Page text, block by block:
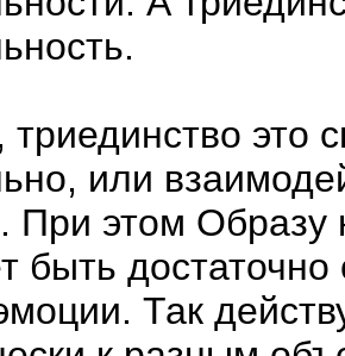
триединство это
или
При этом Образу
быть
Так